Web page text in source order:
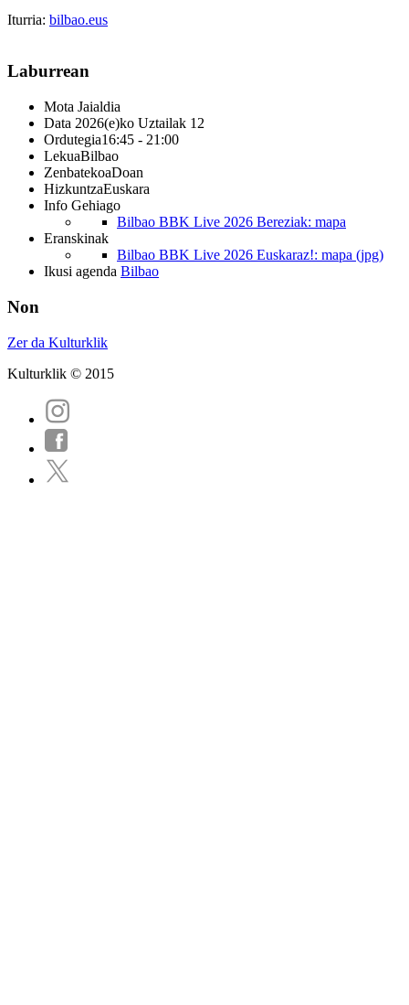
Iturria: bilbao.eus
Laburrean
Mota Jaialdia
Data 2026(e)ko Uztailak 12
Ordutegia16:45 - 21:00
LekuaBilbao
ZenbatekoaDoan
HizkuntzaEuskara
Info Gehiago
Bilbao BBK Live 2026 Bereziak: mapa
Eranskinak
Bilbao BBK Live 2026 Euskaraz!: mapa (jpg)
Ikusi agenda Bilbao
Non
Zer da Kulturklik
Kulturklik © 2015